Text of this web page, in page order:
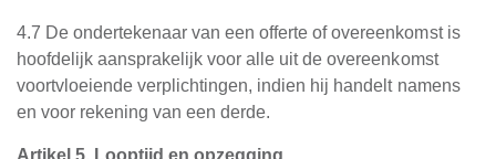
4.7 De ondertekenaar van een offerte of overeenkomst is
hoofdelijk aansprakelijk voor alle uit de overeenkomst
voortvloeiende verplichtingen, indien hij handelt namens
en voor rekening van een derde.
Artikel 5. Looptijd en opzegging